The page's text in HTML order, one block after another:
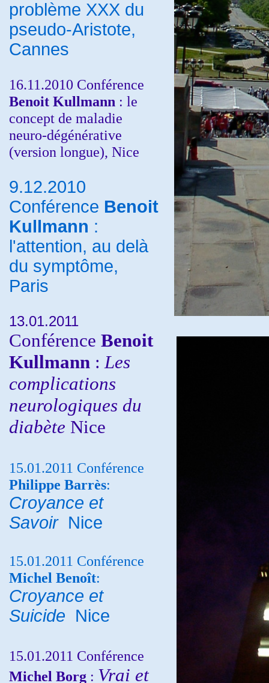
problème XXX du
pseudo-Aristote,
Cannes
16.11.2010 Conférence
Benoit Kullmann : le
concept de maladie
neuro-dégénérative
(version longue), Nice
9.12.2010
Conférence Benoit
Kullmann :
l'attention, au delà
du symptôme,
Paris
13.01.2011
Conférence Benoit
Kullmann : Les
complications
neurologiques du
diabète Nice
15.01.2011 Conférence
Philippe Barrès:
Croyance et
Savoir Nice
15.01.2011 Conférence
Michel Benoît:
Croyance et
Suicide Nice
15.01.2011 Conférence
Michel Borg : Vrai et